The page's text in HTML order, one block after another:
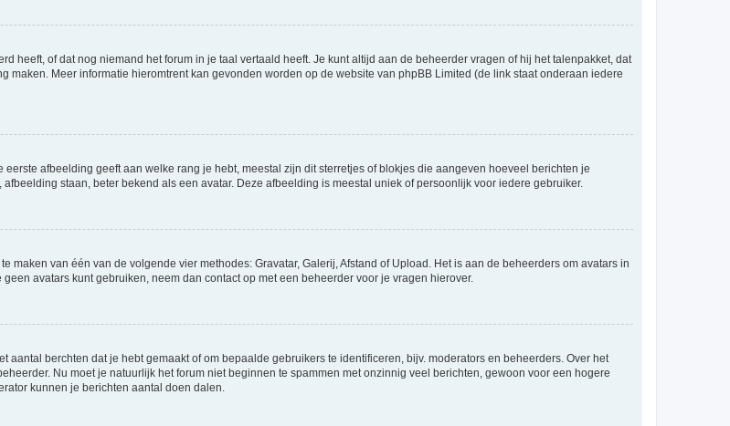
heeft, of dat nog niemand het forum in je taal vertaald heeft. Je kunt altijd aan de beheerder vragen of hij het talenpakket, dat
maken. Meer informatie hieromtrent kan gevonden worden op de website van phpBB Limited (de link staat onderaan iedere
afbeelding geeft aan welke rang je hebt, meestal zijn dit sterretjes of blokjes die aangeven hoeveel berichten je
staan, beter bekend als een avatar. Deze afbeelding is meestal uniek of persoonlijk voor iedere gebruiker.
maken van één van de volgende vier methodes: Gravatar, Galerij, Afstand of Upload. Het is aan de beheerders om avatars in
avatars kunt gebruiken, neem dan contact op met een beheerder voor je vragen hierover.
berchten dat je hebt gemaakt of om bepaalde gebruikers te identificeren, bijv. moderators en beheerders. Over het
Nu moet je natuurlijk het forum niet beginnen te spammen met onzinnig veel berichten, gewoon voor een hogere
kunnen je berichten aantal doen dalen.